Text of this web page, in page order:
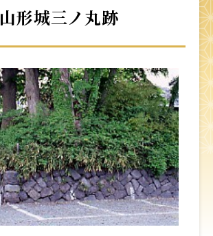
山形城三ノ丸跡